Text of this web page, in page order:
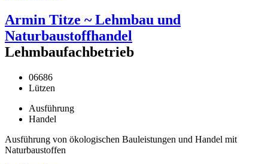
Armin Titze ~ Lehmbau und
Naturbaustoffhandel
Lehmbaufachbetrieb
06686
Lützen
Ausführung
Handel
Ausführung von ökologischen Bauleistungen und Handel mit
Naturbaustoffen